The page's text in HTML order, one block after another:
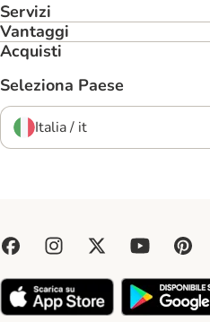
Servizi
Vantaggi
Acquisti
Seleziona Paese
Italia / it